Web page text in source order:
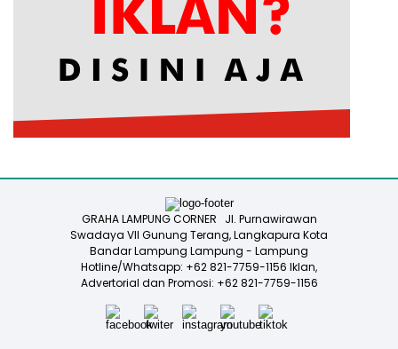
GRAHA LAMPUNG CORNER Jl. Purnawirawan
Swadaya VII Gunung Terang, Langkapura Kota
Bandar Lampung Lampung - Lampung
Hotline/Whatsapp: +62 821-7759-1156 Iklan,
Advertorial dan Promosi: +62 821-7759-1156